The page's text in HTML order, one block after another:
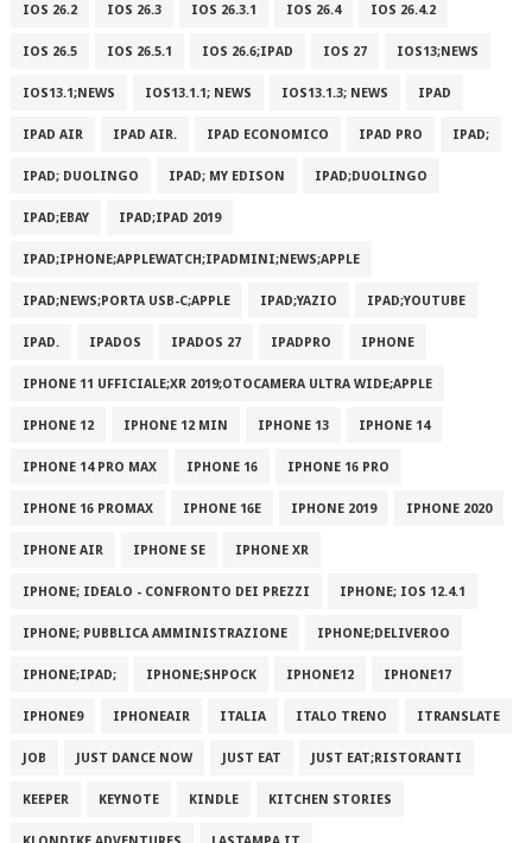
IOS 26.2 IOS 26.3 IOS 26.3.1 IOS 26.4 IOS 26.4.2
IOS 26.5 IOS 26.5.1 IOS 26.6;IPAD IOS 27 IOS13;NEWS
IOS13.1;NEWS IOS13.1.1; NEWS IOS13.1.3; NEWS IPAD
IPAD AIR IPAD AIR. IPAD ECONOMICO IPAD PRO IPAD;
IPAD; DUOLINGO IPAD; MY EDISON IPAD;DUOLINGO
IPAD;EBAY IPAD;IPAD 2019
IPAD;IPHONE;APPLEWATCH;IPADMINI;NEWS;APPLE
IPAD;NEWS;PORTA USB-C;APPLE IPAD;YAZIO IPAD;YOUTUBE
IPAD. IPADOS IPADOS 27 IPADPRO IPHONE
IPHONE 11 UFFICIALE;XR 2019;OTOCAMERA ULTRA WIDE;APPLE
IPHONE 12 IPHONE 12 MIN IPHONE 13 IPHONE 14
IPHONE 14 PRO MAX IPHONE 16 IPHONE 16 PRO
IPHONE 16 PROMAX IPHONE 16E IPHONE 2019 IPHONE 2020
IPHONE AIR IPHONE SE IPHONE XR
IPHONE; IDEALO - CONFRONTO DEI PREZZI IPHONE; IOS 12.4.1
IPHONE; PUBBLICA AMMINISTRAZIONE IPHONE;DELIVEROO
IPHONE;IPAD; IPHONE;SHPOCK IPHONE12 IPHONE17
IPHONE9 IPHONEAIR ITALIA ITALO TRENO ITRANSLATE
JOB JUST DANCE NOW JUST EAT JUST EAT;RISTORANTI
KEEPER KEYNOTE KINDLE KITCHEN STORIES